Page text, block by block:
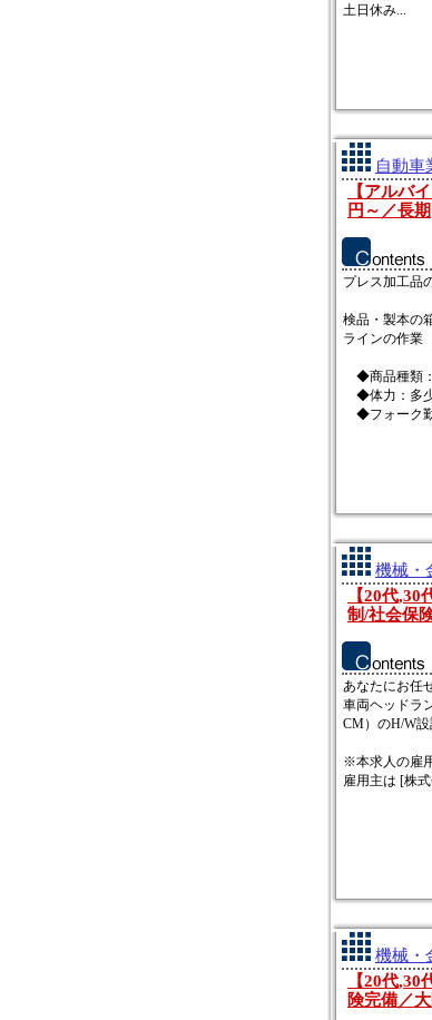
土日休み...
自動車
【アルバ
円～／長期
プレス加工品
検品・製本の
ラインの作業
◆商品種類
◆体力：多
◆フォーク
機械・
【20代
制/社会保
あなたにお任
車両ヘッドラ
CM）のH/W
※本求人の雇
雇用主は [株
機械・
【20代
険完備／